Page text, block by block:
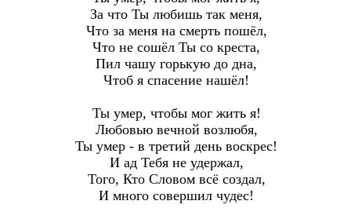
За что Ты любишь так меня,
Что за меня на смерть пошёл,
Что не сошёл Ты со креста,
Пил чашу горькую до дна,
Чтоб я спасение нашёл!
Ты умер, чтобы мог жить я!
Любовью вечной возлюбя,
Ты умер - в третий день воскрес!
И ад Тебя не удержал,
Того, Кто Словом всё создал,
И много совершил чудес!